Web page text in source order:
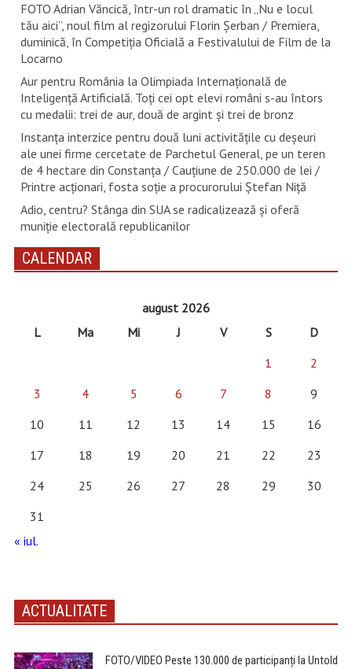
FOTO Adrian Văncică, într-un rol dramatic în „Nu e locul
tău aici”, noul film al regizorului Florin Șerban / Premiera,
duminică, în Competiția Oficială a Festivalului de Film de la
Locarno
Aur pentru România la Olimpiada Internațională de
Inteligență Artificială. Toți cei opt elevi români s-au întors
cu medalii: trei de aur, două de argint și trei de bronz
Instanța interzice pentru două luni activitățile cu deșeuri
ale unei firme cercetate de Parchetul General, pe un teren
de 4 hectare din Constanța / Cauțiune de 250.000 de lei /
Printre acționari, fosta soție a procurorului Ștefan Niță
Adio, centru? Stânga din SUA se radicalizează și oferă
muniție electorală republicanilor
CALENDAR
august 2026
L
Ma Mi J V S
D
1
2
3
4 5 6 7 8
9
10
11 12 13 14 15
16
17
18 19 20 21 22
23
24
25 26 27 28 29
30
31
« iul.
ACTUALITATE
FOTO/VIDEO Peste 130.000 de participanți la Untold